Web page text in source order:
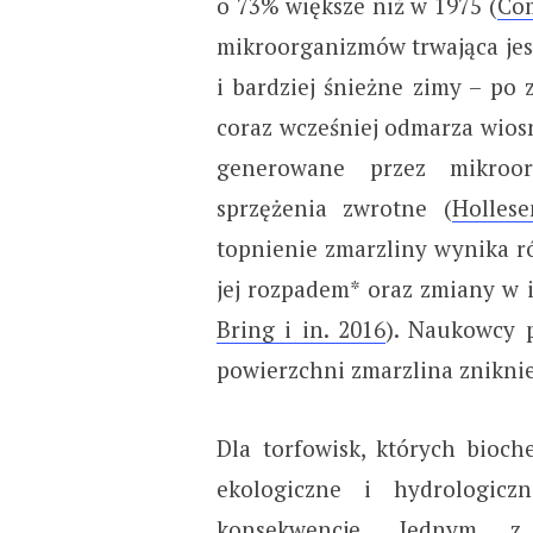
mikroorganizmów trwająca
i bardziej śnieżne zimy – po
coraz wcześniej odmarza
generowane przez
sprzężenia zwrotne (
topnienie zmarzliny wynika
jej rozpadem* oraz zmiany
Bring i in. 2016). Naukowcy
powierzchni zmarzlina
Dla torfowisk, których
ekologiczne i